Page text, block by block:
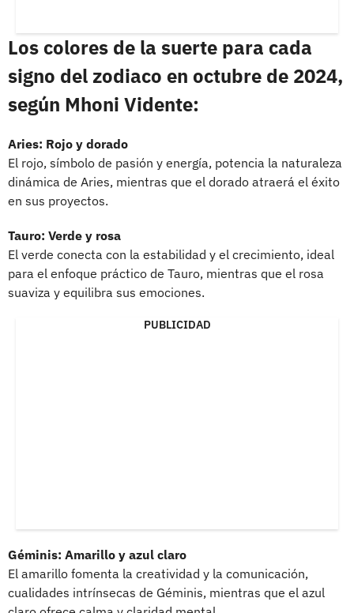
Los colores de la suerte para cada
signo del zodiaco en octubre de 2024,
según Mhoni Vidente:
Aries: Rojo y dorado
El rojo, símbolo de pasión y energía, potencia la naturaleza
dinámica de Aries, mientras que el dorado atraerá el éxito
en sus proyectos.
Tauro: Verde y rosa
El verde conecta con la estabilidad y el crecimiento, ideal
para el enfoque práctico de Tauro, mientras que el rosa
suaviza y equilibra sus emociones.
PUBLICIDAD
Géminis: Amarillo y azul claro
El amarillo fomenta la creatividad y la comunicación,
cualidades intrínsecas de Géminis, mientras que el azul